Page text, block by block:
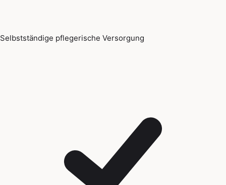
Selbstständige pflegerische Versorgung